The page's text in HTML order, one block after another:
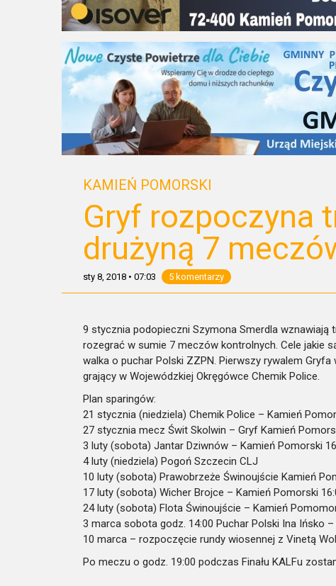
KAMIEŃ POMORSKI
Gryf rozpoczyna
drużyną 7
sty 8, 2018 • 07:03 5 komentarzy
9 stycznia podopieczni Szymona Smerdla
rozegrać w sumie 7 meczów kontrolnych. Cele jakie
walka o puchar Polski ZZPN. Pierwszy rywalem
grający w Wojewódzkiej Okręgówce Chemik Police.
Plan sparingów:
21 stycznia (niedziela) Chemik Police – Kamień
27 stycznia mecz Świt Skolwin – Gryf Kamień
3 luty (sobota) Jantar Dziwnów – Kamień Pomorski
4 luty (niedziela) Pogoń Szczecin CLJ
10 luty (sobota) Prawobrzeże Świnoujście Kamień
17 luty (sobota) Wicher Brojce – Kamień Pomorski
24 luty (sobota) Flota Świnoujście – Kamień
3 marca sobota godz. 14:00 Puchar Polski Ina Ińsko
10 marca – rozpoczęcie rundy wiosennej z Vinetą
Po meczu o godz. 19:00 podczas Finału KALFu